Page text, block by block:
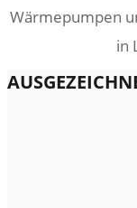
Wärmepumpen
in